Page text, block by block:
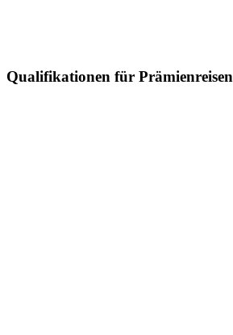
Qualifikationen für Prämienreisen